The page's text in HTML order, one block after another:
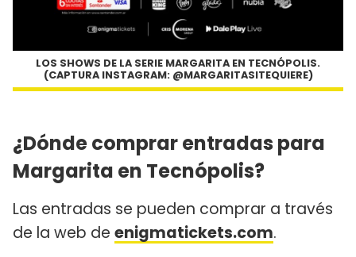
LOS SHOWS DE LA SERIE MARGARITA EN TECNÓPOLIS.
(CAPTURA INSTAGRAM: @MARGARITASITEQUIERE)
¿Dónde comprar entradas para
Margarita en Tecnópolis?
Las entradas se pueden comprar a través
de la web de enigmatickets.com.